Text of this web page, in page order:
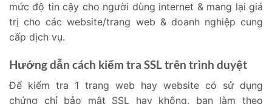
mức độ tin cậy cho người dùng internet & mang lại giá
trị cho các website/trang web & doanh nghiệp cung
cấp dịch vụ.
Hướng dẫn cách kiểm tra SSL trên trình duyệt
Để kiểm tra 1 trang web hay website có sử dụng
chứng chỉ bảo mật SSL hay không, bạn làm theo